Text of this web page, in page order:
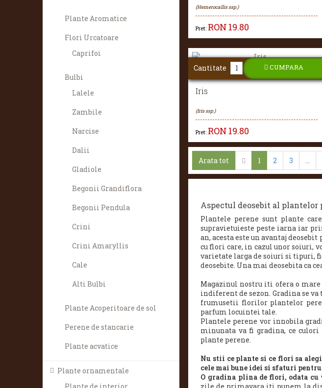
Plante Aromatice
Flori Urcatoare
Caprifoi
Bulbi
Lalele
Zambile
Narcise
Dalii
Gladiole
Begonii Grandiflora
Begonii Pendula
Crini
Crini Amaryllis
Cale
Alti Bulbi
Plante Acoperitoare de sol
Perene de stancarie
Plante acvatice
Plante ornamentale
(Hemerocallis ssp.)
Pret: RON 19.80
Iris
(Iris ssp.)
Pret: RON 19.80
Cantitate CUMPARA
Arata tot 1 2 3 ...
Aspectul deosebit al plantelor
Plantele perene sunt plante
supravietuieste peste iarna iar
an, acesta este un avantaj
cu flori care, in cazul unor soiuri,
varietate larga de soiuri si tipuri,
deosebite. Una mai deosebita ca
Magazinul nostru iti ofera o mare
indiferent de sezon. Gradina se
frumusetii florilor plantelor
parfum locuintei tale.
Plantele perene vor innobila
minunata va fi gradina, ce
plante perene.
Nu stii ce plante si ce flori sa
cele mai bune idei si sfaturi pentru
O gradina plina de flori, odata